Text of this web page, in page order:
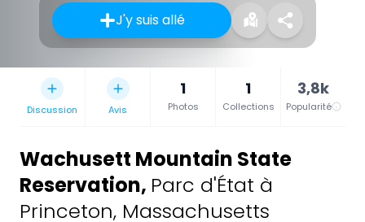
J'y suis allé
Discussion Avis
1
Photos
1
Collections
3,8k
Popularité
Wachusett Mountain State
Reservation, Parc d'État à
Princeton, Massachusetts